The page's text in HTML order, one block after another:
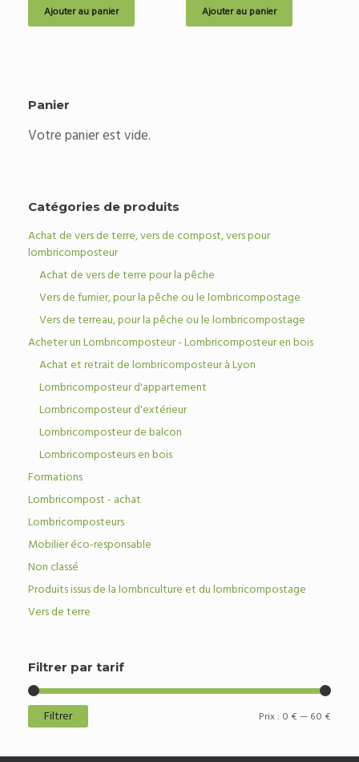
Ajouter au panier Ajouter au panier
Panier
Votre panier est vide.
Catégories de produits
Achat de vers de terre, vers de compost, vers pour
lombricomposteur
Achat de vers de terre pour la pêche
Vers de fumier, pour la pêche ou le lombricompostage
Vers de terreau, pour la pêche ou le lombricompostage
Acheter un Lombricomposteur - Lombricomposteur en bois
Achat et retrait de lombricomposteur à Lyon
Lombricomposteur d'appartement
Lombricomposteur d'extérieur
Lombricomposteur de balcon
Lombricomposteurs en bois
Formations
Lombricompost - achat
Lombricomposteurs
Mobilier éco-responsable
Non classé
Produits issus de la lombriculture et du lombricompostage
Vers de terre
Filtrer par tarif
Filtrer Prix : 0 € — 60 €